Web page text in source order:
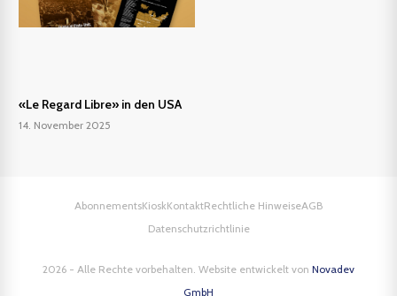
«Le Regard Libre» in den USA
14. November 2025
2026 - Alle Rechte vorbehalten. Website entwickelt von Novadev
GmbH
AbonnementsKioskKontaktRechtliche HinweiseAGB
Datenschutzrichtlinie